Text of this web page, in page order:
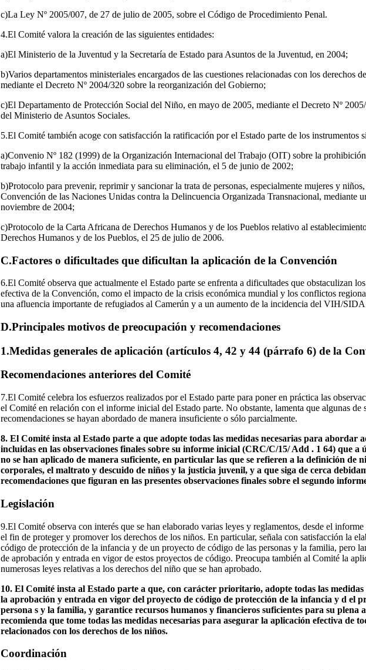
c)La Ley Nº 2005/007, de 27 de julio de 2005, sobre el Código de Procedimiento Penal.
4.El Comité valora la creación de las siguientes entidades:
a)El Ministerio de la Juventud y la Secretaría de Estado para Asuntos de la Juventud, en 2004;
b)Varios departamentos ministeriales encargados de las cuestiones relacionadas con los derechos
mediante el Decreto Nº 2004/320 sobre la reorganización del Gobierno;
c)El Departamento de Protección Social del Niño, en mayo de 2005, mediante el Decreto Nº
del Ministerio de Asuntos Sociales.
5.El Comité también acoge con satisfacción la ratificación por el Estado parte de los instrumentos
a)Convenio Nº 182 (1999) de la Organización Internacional del Trabajo (OIT) sobre la
trabajo infantil y la acción inmediata para su eliminación, el 5 de junio de 2002;
b)Protocolo para prevenir, reprimir y sancionar la trata de personas, especialmente mujeres y
Convención de las Naciones Unidas contra la Delincuencia Organizada Transnacional, mediante
noviembre de 2004;
c)Protocolo de la Carta Africana de Derechos Humanos y de los Pueblos relativo al
Derechos Humanos y de los Pueblos, el 25 de julio de 2006.
C.Factores o dificultades que dificultan la aplicación de la Convención
6.El Comité observa que actualmente el Estado parte se enfrenta a dificultades que obstaculizan
efectiva de la Convención, como el impacto de la crisis económica mundial y los conflictos
una afluencia importante de refugiados al Camerún y a un aumento de la incidencia del VIH/
D.Principales motivos de preocupación y recomendaciones
1.Medidas generales de aplicación (artículos 4, 42 y 44 (párrafo 6) de la
Recomendaciones anteriores del Comité
7.El Comité celebra los esfuerzos realizados por el Estado parte para poner en práctica las
el Comité en relación con el informe inicial del Estado parte. No obstante, lamenta que algunas de
recomendaciones se hayan abordado de manera insuficiente o sólo parcialmente.
8. El Comité insta al Estado parte a que adopte todas las medidas necesarias para abordar
incluidas en las observaciones finales sobre su informe inicial (CRC/C/15/ Add . 1 64) que a
no se han aplicado de manera suficiente, en particular las que se refieren a la definición de
corporales, el maltrato y descuido de niños y la justicia juvenil, y a que siga de cerca
recomendaciones que figuran en las presentes observaciones finales sobre el segundo
Legislación
9.El Comité observa con interés que se han elaborado varias leyes y reglamentos, desde el
el fin de proteger y promover los derechos de los niños. En particular, señala con satisfacción la
código de protección de la infancia y de un proyecto de código de las personas y la familia, pero
de aprobación y entrada en vigor de estos proyectos de código. Preocupa también al Comité la
numerosas leyes relativas a los derechos del niño que se han aprobado.
10. El Comité insta al Estado parte a que, con carácter prioritario, adopte todas las
la aprobación y entrada en vigor del proyecto de código de protección de la infancia y d el
persona s y la familia, y garantice recursos humanos y financieros suficientes para su plena
recomienda que tome todas las medidas necesarias para asegurar la aplicación efectiva de
relacionados con los derechos de los niños.
Coordinación